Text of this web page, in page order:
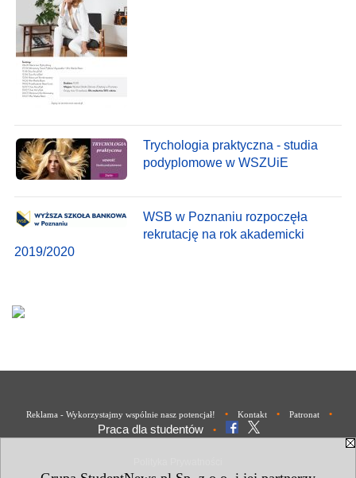
Trychologia praktyczna - studia
podyplomowe w WSZUiE
WSB w Poznaniu rozpoczęła
rekrutację na rok akademicki
2019/2020
Reklama - Wykorzystajmy wspólnie nasz potencjał! • Kontakt • Patronat •
Praca dla studentów •